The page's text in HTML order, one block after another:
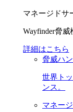
マネージドサ
Wayfinder脅威
詳細はこちら
脅威ハ
世界ト
ンス。
マネー